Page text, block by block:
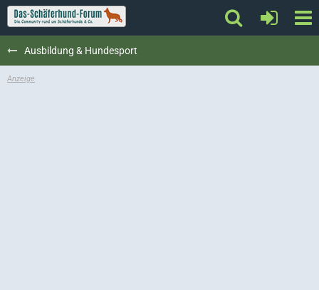
Ausbildung & Hundesport